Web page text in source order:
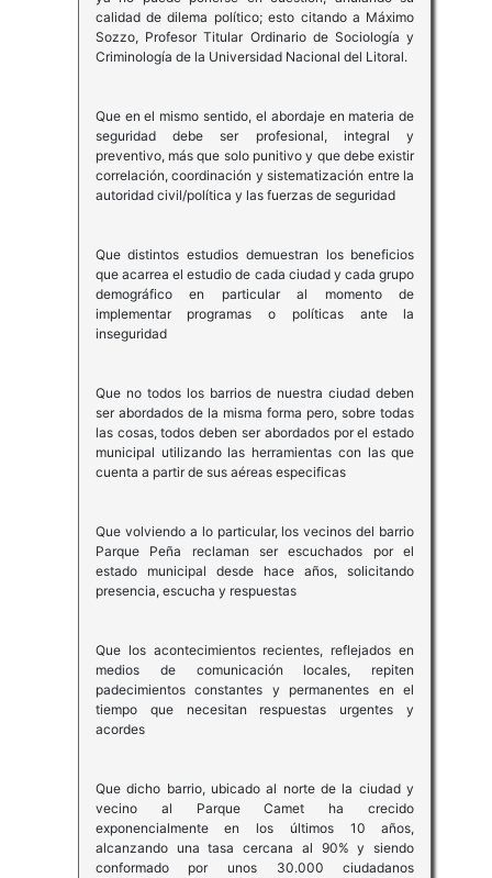
calidad de dilema político; esto citando a Máximo
Sozzo, Profesor Titular Ordinario de Sociología y
Criminología de la Universidad Nacional del Litoral.
Que en el mismo sentido, el abordaje en materia de
seguridad debe ser profesional, integral y
preventivo, más que solo punitivo y que debe existir
correlación, coordinación y sistematización entre la
autoridad civil/política y las fuerzas de seguridad
Que distintos estudios demuestran los beneficios
que acarrea el estudio de cada ciudad y cada grupo
demográfico en particular al momento de
implementar programas o políticas ante la
inseguridad
Que no todos los barrios de nuestra ciudad deben
ser abordados de la misma forma pero, sobre todas
las cosas, todos deben ser abordados por el estado
municipal utilizando las herramientas con las que
cuenta a partir de sus aéreas especificas
Que volviendo a lo particular, los vecinos del barrio
Parque Peña reclaman ser escuchados por el
estado municipal desde hace años, solicitando
presencia, escucha y respuestas
Que los acontecimientos recientes, reflejados en
medios de comunicación locales, repiten
padecimientos constantes y permanentes en el
tiempo que necesitan respuestas urgentes y
acordes
Que dicho barrio, ubicado al norte de la ciudad y
vecino al Parque Camet ha crecido
exponencialmente en los últimos 10 años,
alcanzando una tasa cercana al 90% y siendo
conformado por unos 30.000 ciudadanos